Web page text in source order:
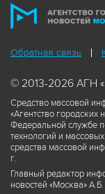
Обратная связь
© 2013-2026 АГН
Средство массовой
«Агентство городских
Федеральной службе
технологий и
средства массовой
г.
Главный редактор
новостей «Москва»